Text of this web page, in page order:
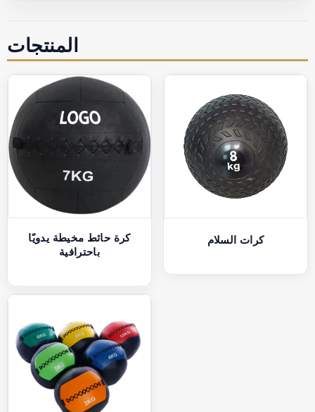
المنتجات
كرة حائط مخيطة يدويًا
باحترافية
كرات السلام